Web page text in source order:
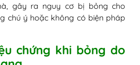
gây ra nguy cơ bị bỏng cho
chú ý hoặc không có biện pháp
chứng khi bỏng do